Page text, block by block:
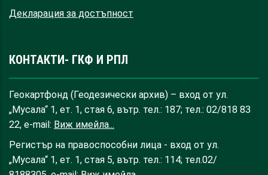
Декларация за достъпност
КОНТАКТИ- ГКФ И РПЛ
Геокартфонд (Геодезически архив) – вход от ул.
„Мусала“ 1, ет. 1, стая 6, вътр. тел.: 187; тел.: 02/818 83
22, e-mail: Виж имейла...
Регистър на правоспособни лица - вход от ул.
„Мусала“ 1, ет. 1, стая 5, вътр. тел.: 114; тел.02/